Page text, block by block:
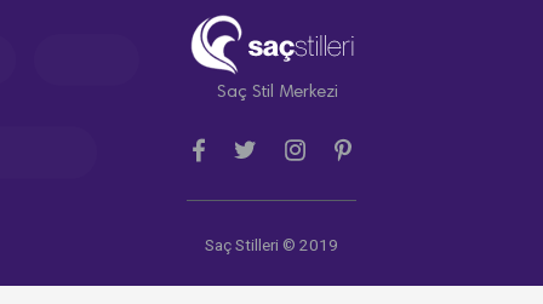
Saç Stil Merkezi
Saç Stilleri © 2019